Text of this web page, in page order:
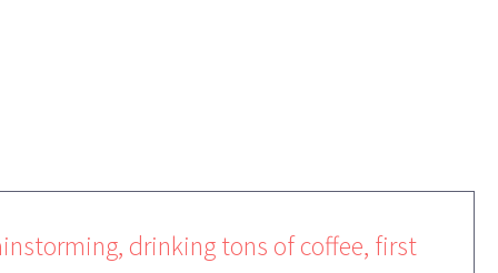
drinking tons of coffee, first